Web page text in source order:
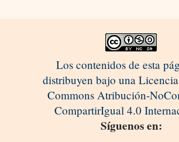
Los contenidos de esta
distribuyen bajo una
Commons Atribución-
CompartirIgual 4.0
Síguenos en: